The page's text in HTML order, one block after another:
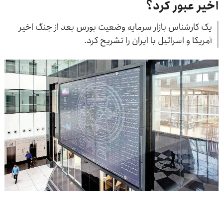
اخیر عبور کرد؟
یک کارشناس بازار سرمایه وضعیت بورس بعد از جنگ اخیر
آمریکا و اسرائیل با ایران را تشریح کرد.